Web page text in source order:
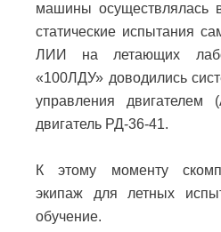
машины осуществлялась
статические испытания
ЛИИ на летающих
«100ЛДУ» доводились
управления
двигатель РД-36-41.
К этому моменту
экипаж для летных
обучение.